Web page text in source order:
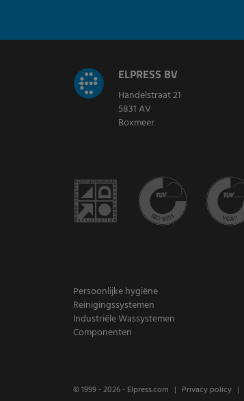
ELPRESS BV
Handelstraat 21
5831 AV
Boxmeer
Persoonlijke hygiëne
Reinigingssystemen
Industriële Wassystemen
Componenten
© 1999 - 2026 - Elpress.com Privacy policy